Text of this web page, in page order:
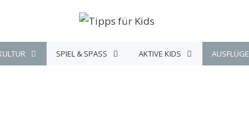
SPIEL & SPASS AKTIVE KIDS